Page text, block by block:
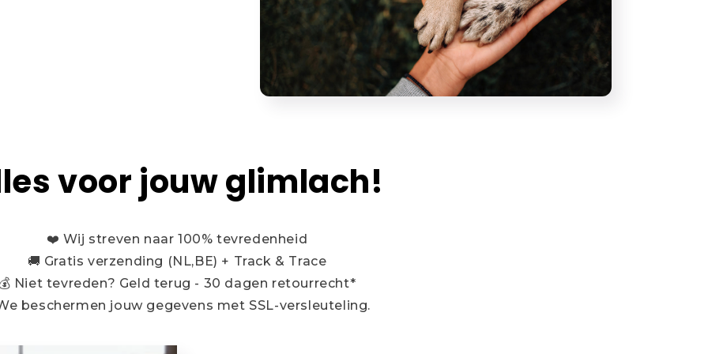
voor jouw glimlach!
❤️ Wij streven naar 100% tevredenheid
🚚 Gratis verzending (NL,BE) + Track & Trace
Niet tevreden? Geld terug - 30 dagen retourrecht*
beschermen jouw gegevens met SSL-versleuteling.